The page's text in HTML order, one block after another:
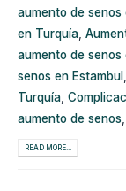
aumento de senos
en Turquía
aumento de senos
senos en Estambul
Turquía
aumento de senos
READ MORE...